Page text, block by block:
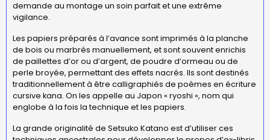
demande au montage un soin parfait et une extrême
vigilance.
Les papiers préparés à l’avance sont imprimés à la planche
de bois ou marbrés manuellement, et sont souvent enrichis
de paillettes d’or ou d’argent, de poudre d’ormeau ou de
perle broyée, permettant des effets nacrés. Ils sont destinés
traditionnellement à être calligraphiés de poèmes en écriture
cursive kana. On les appelle au Japon « ryoshi », nom qui
englobe à la fois la technique et les papiers.
La grande originalité de Setsuko Katano est d’utiliser ces